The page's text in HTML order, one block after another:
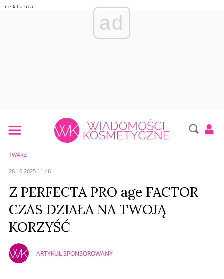
ad
TWARZ
28.10.2025 11:46
Z PERFECTA PRO age FACTOR
CZAS DZIAŁA NA TWOJĄ
KORZYŚĆ
ARTYKUŁ SPONSOROWANY